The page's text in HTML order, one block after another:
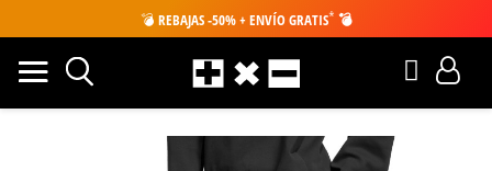
💣 REBAJAS -50% + ENVÍO GRATIS* 💣